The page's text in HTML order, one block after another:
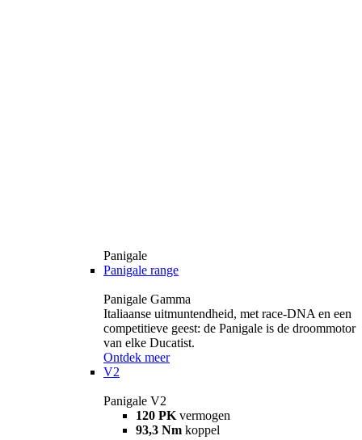
Panigale
Panigale range
Panigale Gamma
Italiaanse uitmuntendheid, met race-DNA en een
competitieve geest: de Panigale is de droommotor
van elke Ducatist.
Ontdek meer
V2
Panigale V2
120 PK vermogen
93,3 Nm koppel